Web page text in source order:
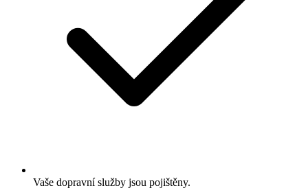
Vaše dopravní služby jsou pojištěny.